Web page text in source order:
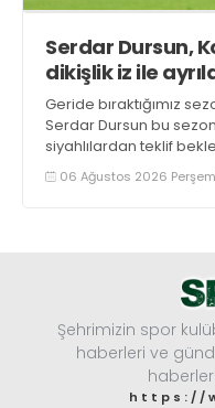
Serdar Dursun,
dikişlik iz ile
Geride bıraktığımız
Serdar Dursun bu
siyahlılardan teklif
Gaziantep FK ile söz
06 Ağustos 2026
Şehrimizin spor
haberleri ve
https://